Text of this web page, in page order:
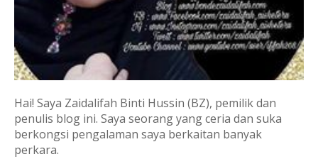
Hai! Saya Zaidalifah Binti Hussin (BZ), pemilik dan
penulis blog ini. Saya seorang yang ceria dan suka
berkongsi pengalaman saya berkaitan banyak
perkara.